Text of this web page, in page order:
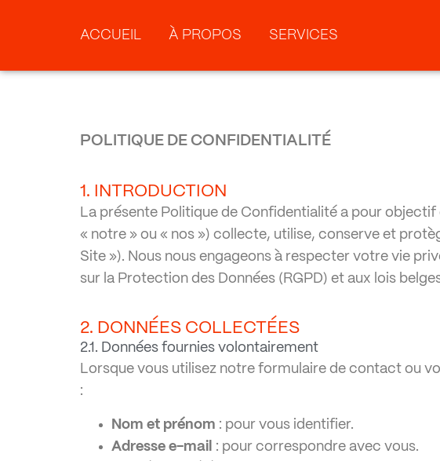
ACCUEIL À PROPOS SERVICES
POLITIQUE DE CONFIDENTIALITÉ
1. INTRODUCTION
La présente Politique de Confidentialité a pour
« notre » ou « nos ») collecte, utilise, conserve et
Site »). Nous nous engageons à respecter votre vie
sur la Protection des Données (RGPD) et aux lois
2. DONNÉES COLLECTÉES
2.1. Données fournies volontairement
Lorsque vous utilisez notre formulaire de contact ou
:
Nom et prénom : pour vous identifier.
Adresse e-mail : pour correspondre avec vous.